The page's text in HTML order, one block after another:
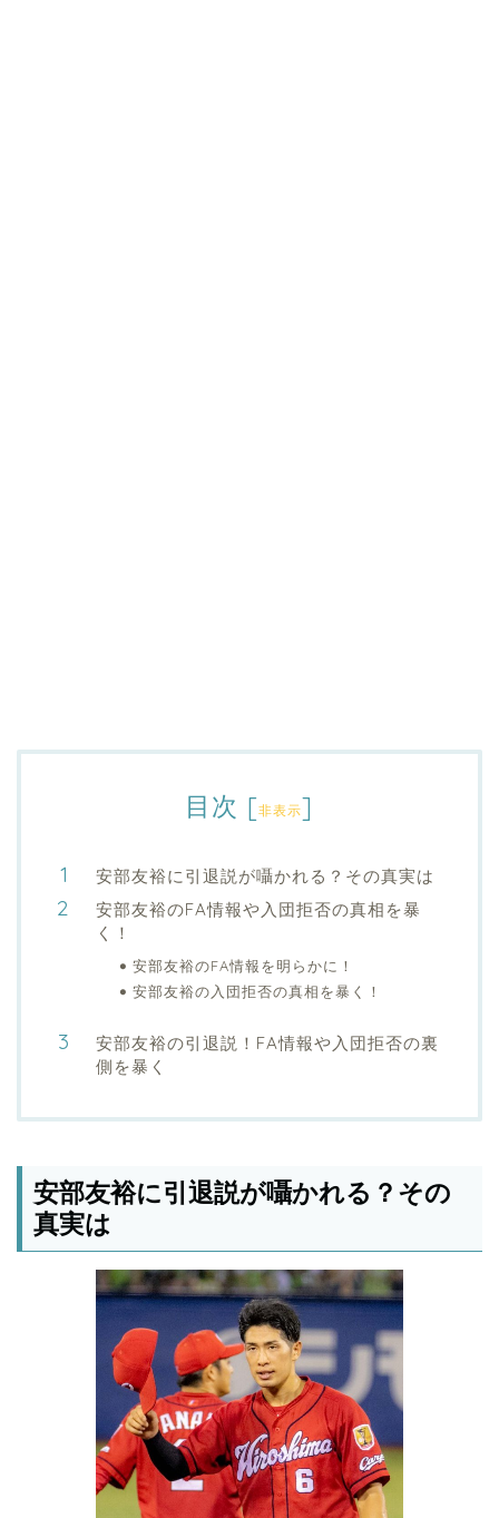
目次 [非表示]
安部友裕に引退説が囁かれる？その真実は
安部友裕のFA情報や入団拒否の真相を暴
く！
安部友裕のFA情報を明らかに！
安部友裕の入団拒否の真相を暴く！
安部友裕の引退説！FA情報や入団拒否の裏
側を暴く
安部友裕に引退説が囁かれる？その
真実は